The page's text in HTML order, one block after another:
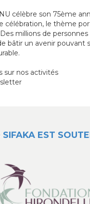
célèbre son 75ème
célébration, le thème
Des millions de
bâtir un avenir pouvant
sur nos activités
EST